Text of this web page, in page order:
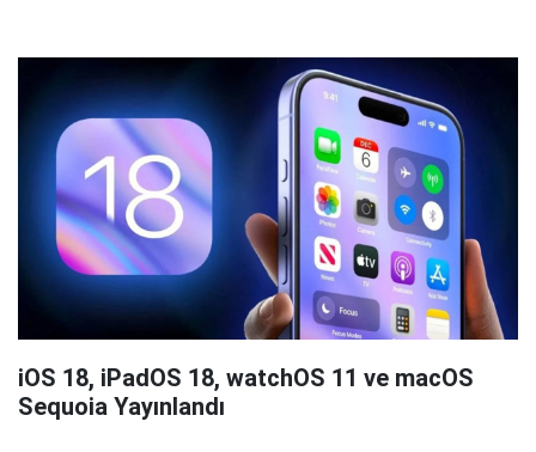
iOS 18, iPadOS 18, watchOS 11 ve macOS
Sequoia Yayınlandı